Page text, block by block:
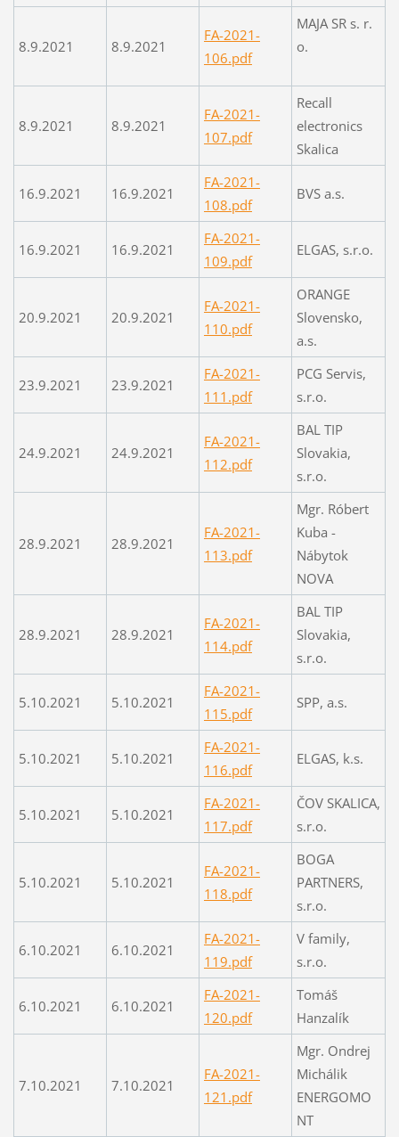
8.9.2021 8.9.2021
FA-2021-
106.pdf
MAJA SR s. r.
o.
8.9.2021 8.9.2021
FA-2021-
107.pdf
Recall
electronics
Skalica
16.9.2021 16.9.2021
FA-2021-
108.pdf
BVS a.s.
16.9.2021 16.9.2021
FA-2021-
109.pdf
ELGAS, s.r.o.
20.9.2021 20.9.2021
FA-2021-
110.pdf
ORANGE
Slovensko,
a.s.
23.9.2021 23.9.2021
FA-2021-
111.pdf
PCG Servis,
s.r.o.
24.9.2021 24.9.2021
FA-2021-
112.pdf
BAL TIP
Slovakia,
s.r.o.
28.9.2021 28.9.2021
FA-2021-
113.pdf
Mgr. Róbert
Kuba -
Nábytok
NOVA
28.9.2021 28.9.2021
FA-2021-
114.pdf
BAL TIP
Slovakia,
s.r.o.
5.10.2021 5.10.2021
FA-2021-
115.pdf
SPP, a.s.
5.10.2021 5.10.2021
FA-2021-
116.pdf
ELGAS, k.s.
5.10.2021 5.10.2021
FA-2021-
117.pdf
ČOV SKALICA,
s.r.o.
5.10.2021 5.10.2021
FA-2021-
118.pdf
BOGA
PARTNERS,
s.r.o.
6.10.2021 6.10.2021
FA-2021-
119.pdf
V family,
s.r.o.
6.10.2021 6.10.2021
FA-2021-
120.pdf
Tomáš
Hanzalík
7.10.2021 7.10.2021
FA-2021-
121.pdf
Mgr. Ondrej
Michálik
ENERGOMO
NT